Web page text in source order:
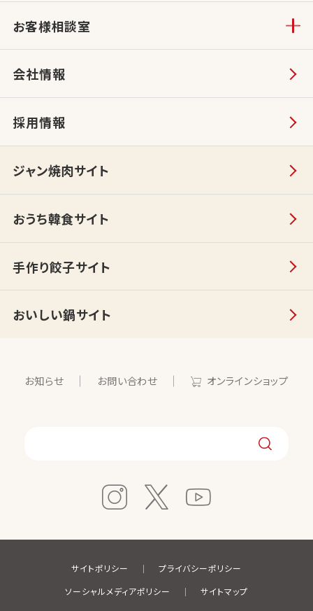
お客様相談室
会社情報
採用情報
ジャン焼肉サイト
おうち韓食サイト
手作り餃子サイト
おいしい鍋サイト
お知らせ お問い合わせ オンラインショップ
サイトポリシー
プライバシーポリシー
ソーシャルメディアポリシー
サイトマップ